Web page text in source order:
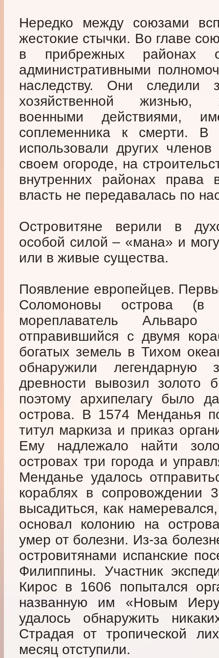
Нередко между союзами
жестокие стычки. Во главе
в прибрежных районах
административными
наследству. Они следили
хозяйственной жизнью,
военными действиями,
соплеменника к смерти. В
использовали других
своем огороде, на
внутренних районах
власть не передавалась по
Островитяне верили в
особой силой – «мана» и
или в живые существа.
Появление европейцев.
Соломоновы острова
мореплаватель
отправившийся с двумя
богатых земель в Тихом
обнаружили
древности вывозил золото
поэтому архипелагу было
острова. В 1574 Менданья
титул маркиза и приказ
Ему надлежало найти
островах три города и
Менданье удалось
кораблях в сопровождении
высадиться, как
основал колонию на
умер от болезни. Из-за
островитянами испанские
Филиппины. Участник
Кирос в 1606 попытался
названную им «Новым
удалось обнаружить
Страдая от тропической
месяц отступили.